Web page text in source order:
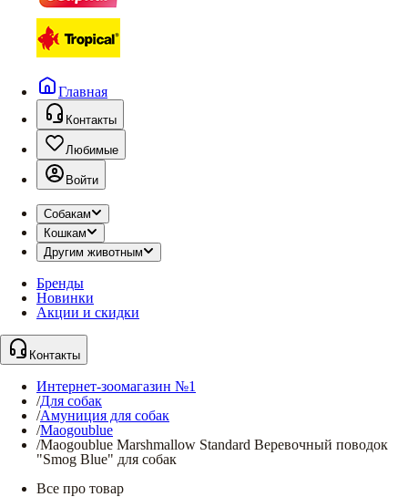
Главная
Контакты
Любимые
Войти
Собакам
Кошкам
Другим животным
Бренды
Новинки
Акции и скидки
Контакты
Интернет-зоомагазин №1
/Для собак
/Амуниция для собак
/Maogoublue
/Maogoublue Marshmallow Standard Веревочный поводок
"Smog Blue" для собак
Все про товар